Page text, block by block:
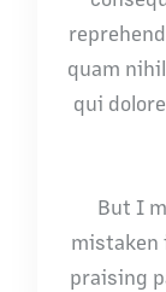
quam
qui
But I
mistaken
praising